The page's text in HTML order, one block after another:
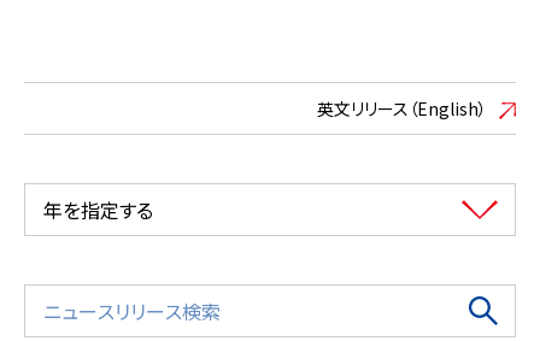
英文リリース（English）
年を指定する